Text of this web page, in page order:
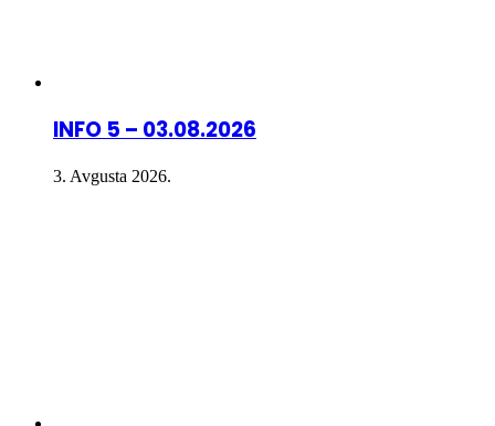
INFO 5 – 03.08.2026
3. Avgusta 2026.